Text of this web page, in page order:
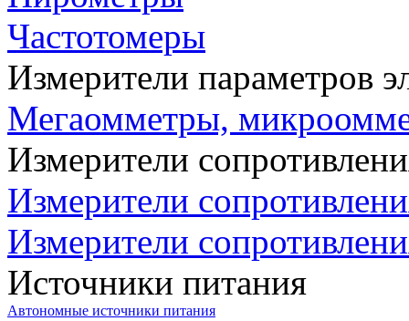
Частотомеры
Измерители параметров
Мегаомметры,
Измерители
Измерители
Измерители
Источники питания
Автономные источники питания